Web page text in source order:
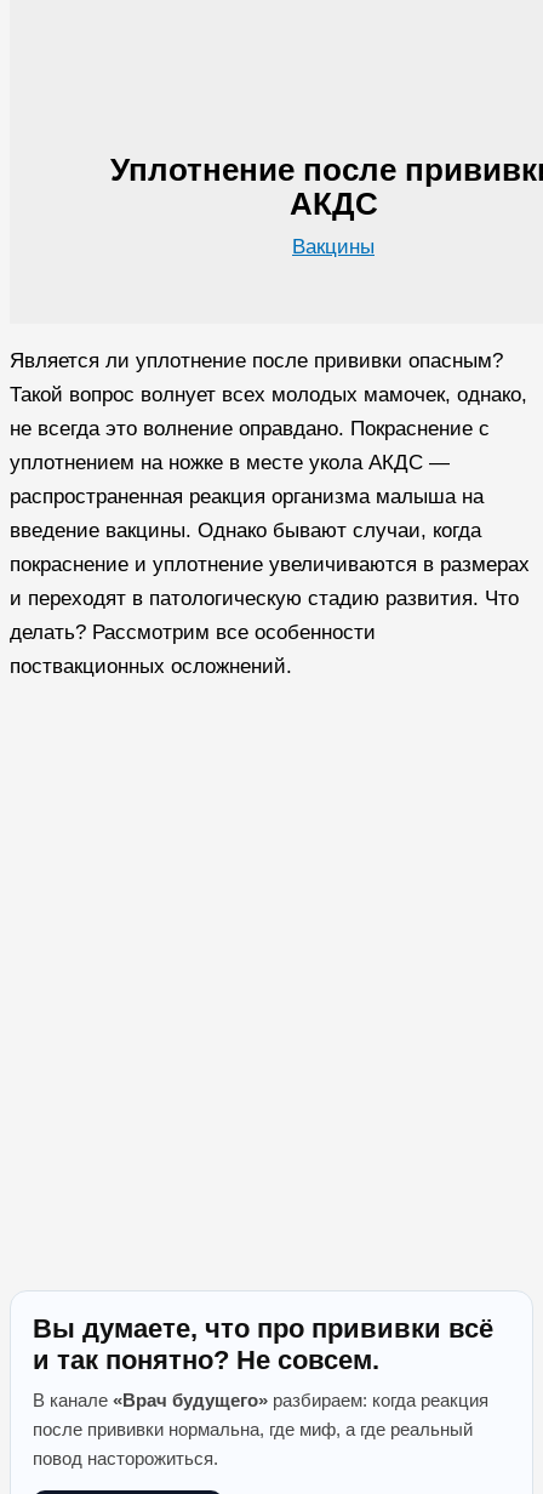
Уплотнение после
АКДС
Вакцины
Является ли уплотнение после прививки опасным?
Такой вопрос волнует всех молодых мамочек, однако,
не всегда это волнение оправдано. Покраснение с
уплотнением на ножке в месте укола АКДС —
распространенная реакция организма малыша на
введение вакцины. Однако бывают случаи, когда
покраснение и уплотнение увеличиваются в размерах
и переходят в патологическую стадию развития. Что
делать? Рассмотрим все особенности
поствакционных осложнений.
Вы думаете, что про прививки всё
и так понятно? Не совсем.
В канале «Врач будущего» разбираем: когда реакция
после прививки нормальна, где миф, а где реальный
повод насторожиться.